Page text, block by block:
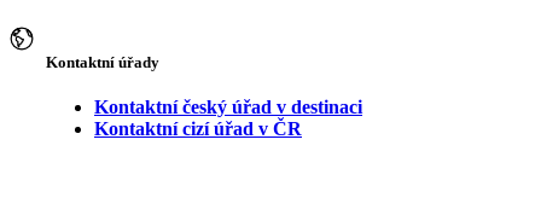
Kontaktní úřady
Kontaktní český úřad v destinaci
Kontaktní cizí úřad v ČR